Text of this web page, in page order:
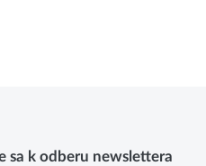
sa k odberu newslettera